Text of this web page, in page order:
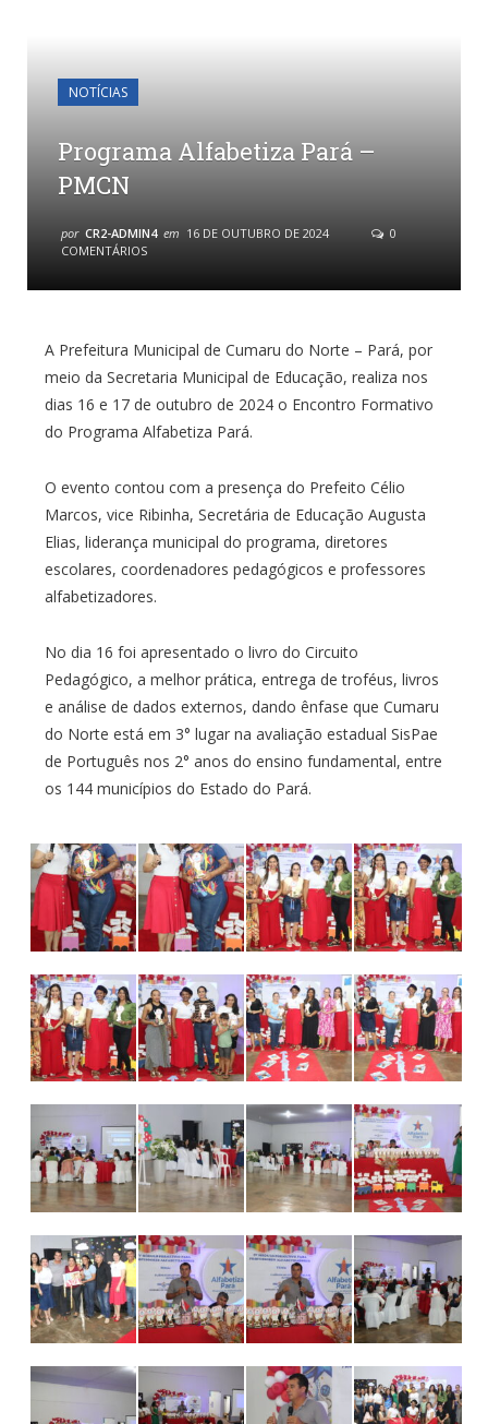
NOTÍCIAS
Programa Alfabetiza Pará –
PMCN
por CR2-ADMIN4 em 16 DE OUTUBRO DE 2024
0
COMENTÁRIOS
A Prefeitura Municipal de Cumaru do Norte – Pará, por
meio da Secretaria Municipal de Educação, realiza nos
dias 16 e 17 de outubro de 2024 o Encontro Formativo
do Programa Alfabetiza Pará.
O evento contou com a presença do Prefeito Célio
Marcos, vice Ribinha, Secretária de Educação Augusta
Elias, liderança municipal do programa, diretores
escolares, coordenadores pedagógicos e professores
alfabetizadores.
No dia 16 foi apresentado o livro do Circuito
Pedagógico, a melhor prática, entrega de troféus, livros
e análise de dados externos, dando ênfase que Cumaru
do Norte está em 3° lugar na avaliação estadual SisPae
de Português nos 2° anos do ensino fundamental, entre
os 144 municípios do Estado do Pará.